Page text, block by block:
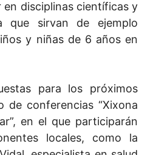
en disciplinas científicas y
que sirvan de ejemplo
y niñas de 6 años en
para los próximos
de conferencias “Xixona
en el que participarán
locales, como la